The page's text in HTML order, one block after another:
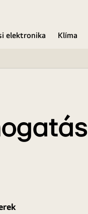
elektronika Klíma